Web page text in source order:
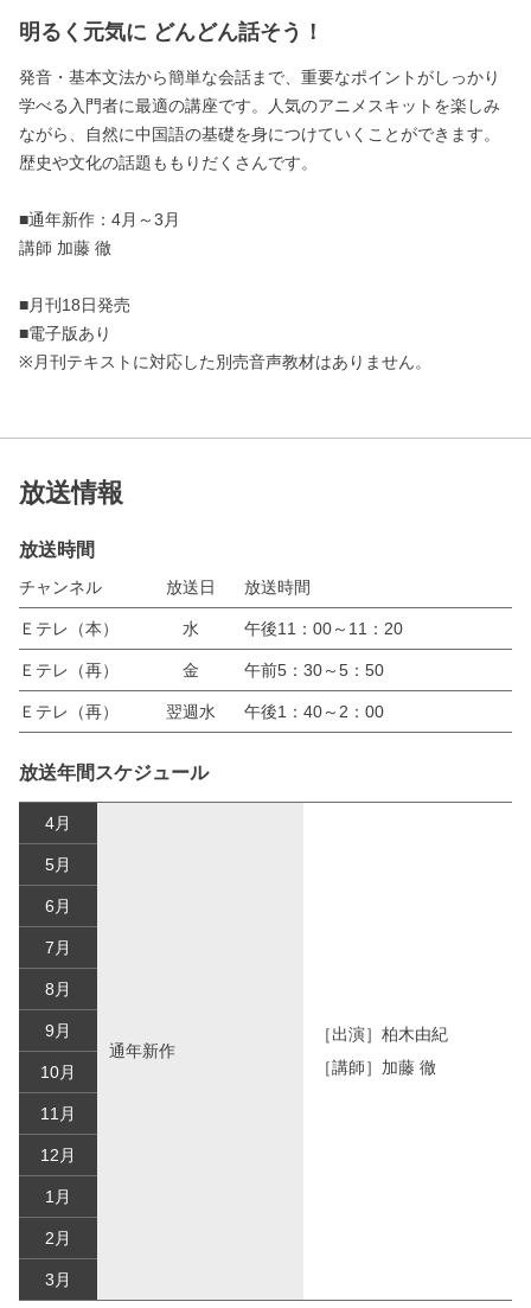
明るく元気に どんどん話そう！
発音・基本文法から簡単な会話まで、重要なポイントがしっかり
学べる入門者に最適の講座です。人気のアニメスキットを楽しみ
ながら、自然に中国語の基礎を身につけていくことができます。
歴史や文化の話題ももりだくさんです。
■通年新作：4月～3月
講師 加藤 徹
■月刊18日発売
■電子版あり
※月刊テキストに対応した別売音声教材はありません。
放送情報
放送時間
チャンネル 放送日 放送時間
Ｅテレ（本） 水 午後11：00～11：20
Ｅテレ（再） 金 午前5：30～5：50
Ｅテレ（再） 翌週水 午後1：40～2：00
放送年間スケジュール
4月
通年新作
［出演］柏木由紀
［講師］加藤 徹
5月
6月
7月
8月
9月
10月
11月
12月
1月
2月
3月